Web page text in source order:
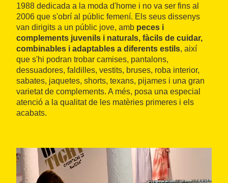
1988 dedicada a la moda d'home i no va ser fins al
2006 que s'obrí al públic femení. Els seus dissenys
van dirigits a un públic jove, amb peces i
complements juvenils i naturals, fàcils de cuidar,
combinables i adaptables a diferents estils, així
que s'hi podran trobar camises, pantalons,
dessuadores, faldilles, vestits, bruses, roba interior,
sabates, jaquetes, shorts, texans, pijames i una gran
varietat de complements. A més, posa una especial
atenció a la qualitat de les matèries primeres i els
acabats.